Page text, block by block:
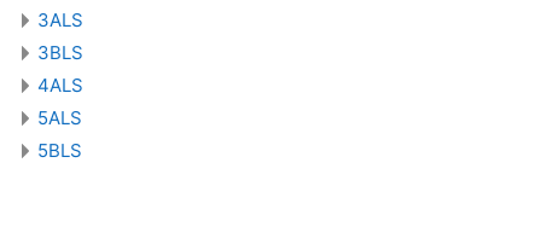
3ALS
3BLS
4ALS
5ALS
5BLS